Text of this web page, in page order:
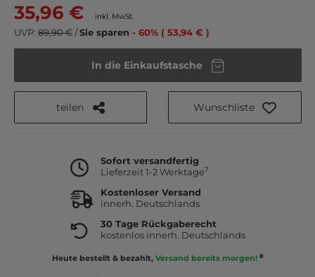
35,96 € inkl. MwSt.
UVP: 89,90 €/Sie sparen - 60% ( 53,94 € )
In die Einkaufstasche
teilen Wunschliste
Sofort versandfertig
Lieferzeit 1-2 Werktage7
Kostenloser Versand
innerh. Deutschlands
30 Tage Rückgaberecht
kostenlos innerh. Deutschlands
Heute bestellt & bezahlt, Versand bereits morgen! 8